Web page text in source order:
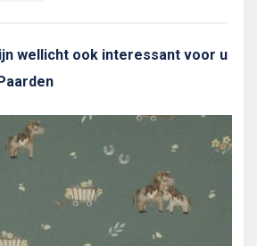
wellicht ook interessant voor u